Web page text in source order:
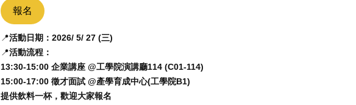
報名
📍活動日期：2026/ 5/ 27 (三)
📍活動流程 ：
13:30-15:00 企業講座 @工學院演講廳114 (C01-114)
15:00-17:00 徵才面試 @產學育成中心(工學院B1)
提供飲料一杯，歡迎大家報名